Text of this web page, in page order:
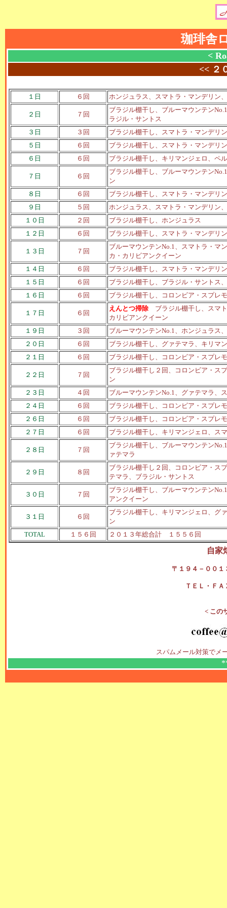
珈琲舎
<
<< ２
１日 ６回 ホンジュラス、スマトラ・マンデリン
２日 ７回
ブラジル棚干し、ブルーマウンテン
ラジル・サントス
３日
３回
ブラジル棚干し、スマトラ・マンデリ
５日
６回
ブラジル棚干し、スマトラ・マンデリ
６日
６回 ブラジル棚干し、キリマンジェロ、ペ
７日 ６回
ブラジル棚干し、ブルーマウンテン
ン
８日
６回
ブラジル棚干し、スマトラ・マンデリ
９日
５回
ホンジュラス、スマトラ・マンデリン
１０日
２回
ブラジル棚干し、ホンジュラス
１２日
６回 ブラジル棚干し、スマトラ・マンデリ
１３日 ７回
ブルーマウンテンNo.1、スマトラ・マ
カ・カリビアンクイーン
１４日
６回
ブラジル棚干し、スマトラ・マンデリ
１５日
６回
ブラジル棚干し、ブラジル・サントス
１６日
６回 ブラジル棚干し、コロンビア・スプレ
１７日 ６回
えんとつ掃除 ブラジル棚干し、スマ
カリビアンクイーン
１９日
３回
ブルーマウンテンNo.1、ホンジュラス
２０日
６回
ブラジル棚干し、グァテマラ、キリマ
２１日
６回 ブラジル棚干し、コロンビア・スプレ
２２日 ７回
ブラジル棚干し２回、コロンビア・ス
ン
２３日
４回
ブルーマウンテンNo.1、グァテマラ、
２４日
６回
ブラジル棚干し、コロンビア・スプレ
２６日
６回
ブラジル棚干し、コロンビア・スプレ
２７日
６回 ブラジル棚干し、キリマンジェロ、ス
２８日 ７回
ブラジル棚干し、ブルーマウンテン
ァテマラ
２９日 ８回
ブラジル棚干し２回、コロンビア・ス
テマラ、ブラジル・サントス
３０日 ７回
ブラジル棚干し、ブルーマウンテン
アンクイーン
３１日 ６回
ブラジル棚干し、キリマンジェロ、グ
ン
TOTAL
１５６回 ２０１３年総合計 １５５６回
自家
〒１９４－００１
ＴＥＬ・Ｆ
< この
スパムメール対策でメ